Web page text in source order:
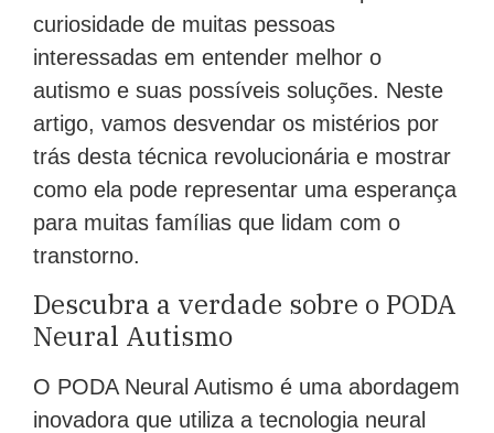
curiosidade de muitas pessoas
interessadas em entender melhor o
autismo e suas possíveis soluções. Neste
artigo, vamos desvendar os mistérios por
trás desta técnica revolucionária e mostrar
como ela pode representar uma esperança
para muitas famílias que lidam com o
transtorno.
Descubra a verdade sobre o PODA
Neural Autismo
O PODA Neural Autismo é uma abordagem
inovadora que utiliza a tecnologia neural